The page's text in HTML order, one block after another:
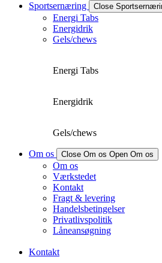
Sportsernæring
Close
Energi Tabs
Energidrik
Gels/chews
Energi Tabs
Energidrik
Gels/chews
Om os Close Om os Open Om os
Om os
Værkstedet
Kontakt
Fragt & levering
Handelsbetingelser
Privatlivspolitik
Låneansøgning
Kontakt